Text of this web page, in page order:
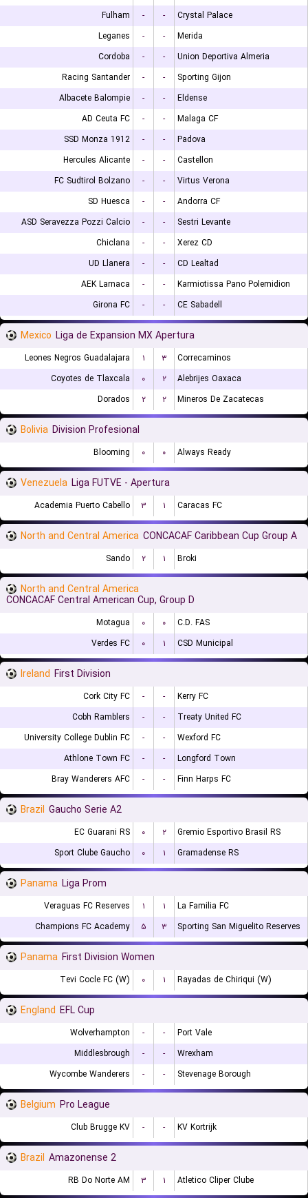
Fulham
- -
Crystal Palace
Leganes
- -
Merida
Cordoba
- -
Union Deportiva Almeria
Racing Santander
- -
Sporting Gijon
Albacete Balompie
- -
Eldense
AD Ceuta FC
- -
Malaga CF
SSD Monza 1912
- -
Padova
Hercules Alicante
- -
Castellon
FC Sudtirol Bolzano
- -
Virtus Verona
SD Huesca
- -
Andorra CF
ASD Seravezza Pozzi Calcio
- -
Sestri Levante
Chiclana
- -
Xerez CD
UD Llanera
- -
CD Lealtad
AEK Larnaca
- -
Karmiotissa Pano Polemidion
Girona FC
- - CE Sabadell
Mexico Liga de Expansion MX Apertura
Leones Negros Guadalajara ۱ ۳
Correcaminos
Coyotes de Tlaxcala
۰ ۲
Alebrijes Oaxaca
Dorados
۲ ۲ Mineros De Zacatecas
Bolivia Division Profesional
Blooming ۰ ۰ Always Ready
Venezuela Liga FUTVE - Apertura
Academia Puerto Cabello ۳ ۱ Caracas FC
North and Central America CONCACAF Caribbean Cup Group A
Sando ۲ ۱ Broki
North and Central America
CONCACAF Central American Cup, Group D
Motagua ۰ ۰
C.D. FAS
Verdes FC
۰ ۱ CSD Municipal
Ireland First Division
Cork City FC - -
Kerry FC
Cobh Ramblers
- -
Treaty United FC
University College Dublin FC
- -
Wexford FC
Athlone Town FC
- -
Longford Town
Bray Wanderers AFC
- - Finn Harps FC
Brazil Gaucho Serie A2
EC Guarani RS ۰ ۲
Gremio Esportivo Brasil RS
Sport Clube Gaucho
۰ ۱ Gramadense RS
Panama Liga Prom
Veraguas FC Reserves ۱ ۱
La Familia FC
Champions FC Academy
۵ ۳ Sporting San Miguelito Reserves
Panama First Division Women
Tevi Cocle FC (W) ۰ ۱ Rayadas de Chiriqui (W)
England EFL Cup
Wolverhampton - -
Port Vale
Middlesbrough
- -
Wrexham
Wycombe Wanderers
- - Stevenage Borough
Belgium Pro League
Club Brugge KV - - KV Kortrijk
Brazil Amazonense 2
RB Do Norte AM ۳ ۱ Atletico Cliper Clube